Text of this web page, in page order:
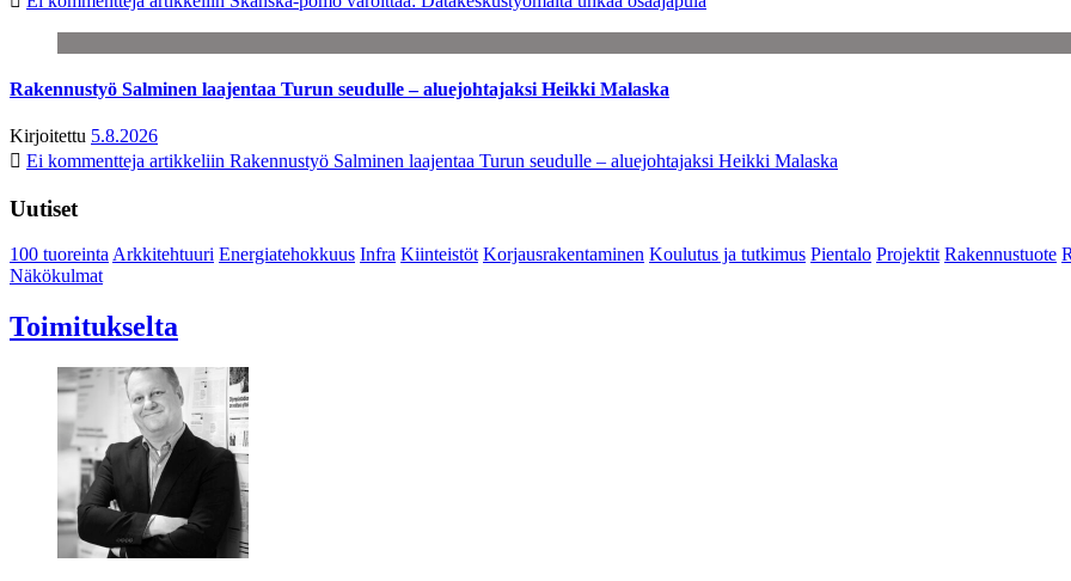
Rakennustyö Salminen laajentaa Turun seudulle – aluejohtajaksi Heikki Malaska
Kirjoitettu 5.8.2026
Ei kommentteja artikkeliin Rakennustyö Salminen laajentaa Turun seudulle – aluejohtajaksi Heikki Malaska
Uutiset
100 tuoreintaArkkitehtuuri Energiatehokkuus Infra Kiinteistöt Korjausrakentaminen Koulutus ja tutkimus Pientalo Projektit Rakennustuote
Näkökulmat
Toimitukselta